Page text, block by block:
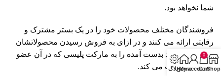
شما نخواهد بود.
فروشندگان مختلف محصولات خود را در یک بستر مشترک و
رقابتی ارائه می کنند و در ازای به فروش رسیدن محصولاتشان
درصدی از سود بدست آمده را به مارکت پلیسی که در آن عضو
هستند، پرداخت می کند.Shop
0
Cart
My account
Homeوبلاگ